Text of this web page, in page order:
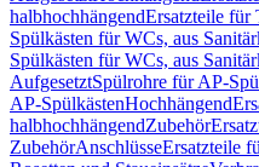
halbhochhängendErsatzteile für
Spülkästen für WCs, aus
Spülkästen für WCs, aus
AufgesetztSpülrohre für AP-
AP-SpülkästenHochhängend
halbhochhängendZubehör
ZubehörAnschlüsseErsatzteile